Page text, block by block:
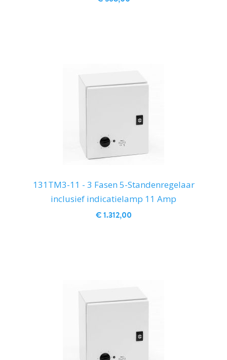
131TM3-11 - 3 Fasen 5-Standenregelaar
inclusief indicatielamp 11 Amp
€ 1.312,00